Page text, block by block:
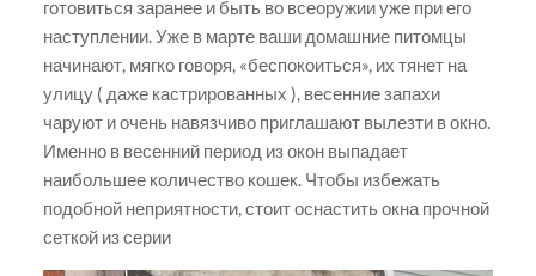
готовиться заранее и быть во всеоружии уже при его
наступлении. Уже в марте ваши домашние питомцы
начинают, мягко говоря, «беспокоиться», их тянет на
улицу ( даже кастрированных ), весенние запахи
чаруют и очень навязчиво приглашают вылезти в окно.
Именно в весенний период из окон выпадает
наибольшее количество кошек. Чтобы избежать
подобной неприятности, стоит оснастить окна прочной
сеткой из серии